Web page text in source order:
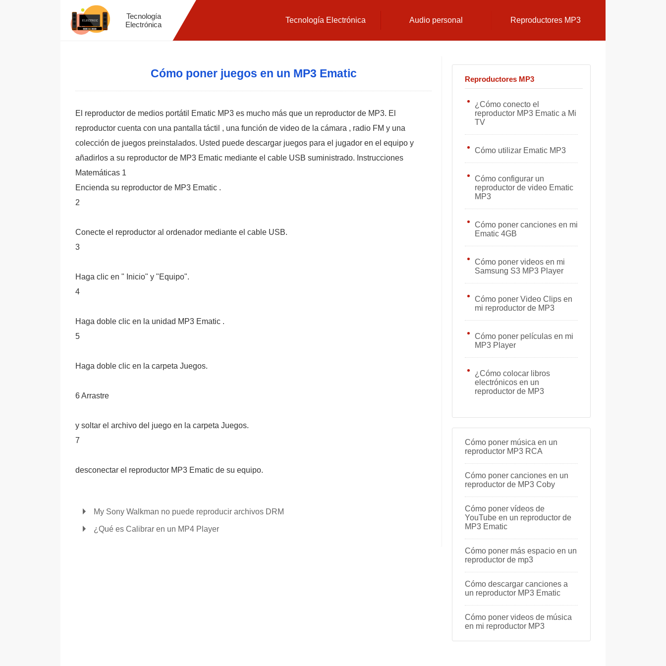
Tecnología
Electrónica
Tecnología Electrónica Audio personal Reproductores MP3
Cómo poner juegos en un MP3 Ematic
El reproductor de medios portátil Ematic MP3 es mucho más que un reproductor de MP3. El
reproductor cuenta con una pantalla táctil , una función de video de la cámara , radio FM y una
colección de juegos preinstalados. Usted puede descargar juegos para el jugador en el equipo y
añadirlos a su reproductor de MP3 Ematic mediante el cable USB suministrado. Instrucciones
Matemáticas 1
Encienda su reproductor de MP3 Ematic .
2
Conecte el reproductor al ordenador mediante el cable USB.
3
Haga clic en " Inicio" y "Equipo".
4
Haga doble clic en la unidad MP3 Ematic .
5
Haga doble clic en la carpeta Juegos.
6 Arrastre
y soltar el archivo del juego en la carpeta Juegos.
7
desconectar el reproductor MP3 Ematic de su equipo.
My Sony Walkman no puede reproducir archivos DRM
¿Qué es Calibrar en un MP4 Player
Reproductores MP3
¿Cómo conecto el
reproductor MP3 Ematic a Mi
TV
Cómo utilizar Ematic MP3
Cómo configurar un
reproductor de video Ematic
MP3
Cómo poner canciones en mi
Ematic 4GB
Cómo poner videos en mi
Samsung S3 MP3 Player
Cómo poner Video Clips en
mi reproductor de MP3
Cómo poner películas en mi
MP3 Player
¿Cómo colocar libros
electrónicos en un
reproductor de MP3
Cómo poner música en un
reproductor MP3 RCA
Cómo poner canciones en un
reproductor de MP3 Coby
Cómo poner vídeos de
YouTube en un reproductor de
MP3 Ematic
Cómo poner más espacio en un
reproductor de mp3
Cómo descargar canciones a
un reproductor MP3 Ematic
Cómo poner videos de música
en mi reproductor MP3